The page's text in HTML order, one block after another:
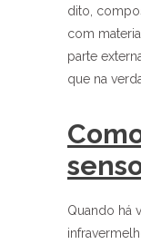
dito,
com
parte
que na
Quando há